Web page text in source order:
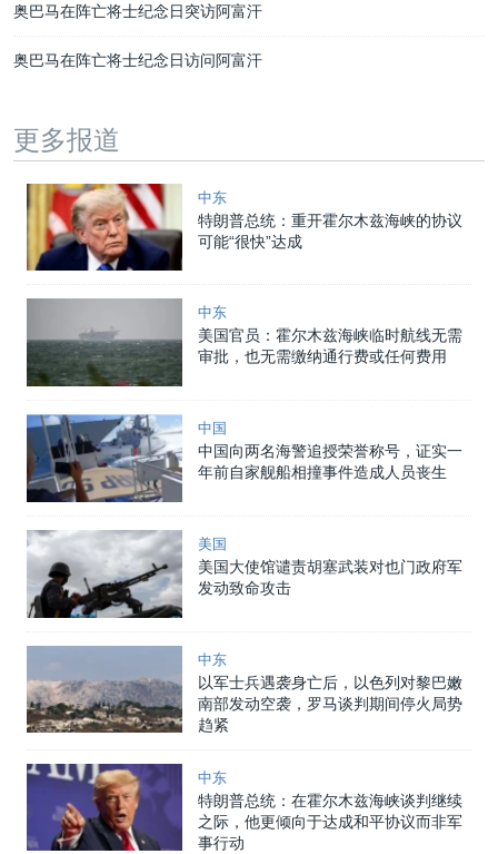
奥巴马在阵亡将士纪念日突访阿富汗
奥巴马在阵亡将士纪念日访问阿富汗
更多报道
中东
特朗普总统：重开霍尔木兹海峡的协议
可能“很快”达成
中东
美国官员：霍尔木兹海峡临时航线无需
审批，也无需缴纳通行费或任何费用
中国
中国向两名海警追授荣誉称号，证实一
年前自家舰船相撞事件造成人员丧生
美国
美国大使馆谴责胡塞武装对也门政府军
发动致命攻击
中东
以军士兵遇袭身亡后，以色列对黎巴嫩
南部发动空袭，罗马谈判期间停火局势
趋紧
中东
特朗普总统：在霍尔木兹海峡谈判继续
之际，他更倾向于达成和平协议而非军
事行动